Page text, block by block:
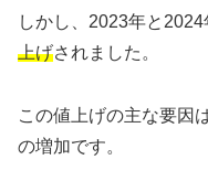
しかし、2023年と
上げされました。
この値上げの主な要因
の増加です。